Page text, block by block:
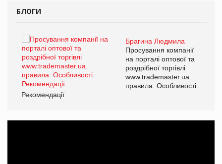
БЛОГИ
Брагина Людмила
Просування компанії
на порталі оптової та
роздрібної торгівлі
www.trademaster.ua.
правила. Особливості.
Рекомендації